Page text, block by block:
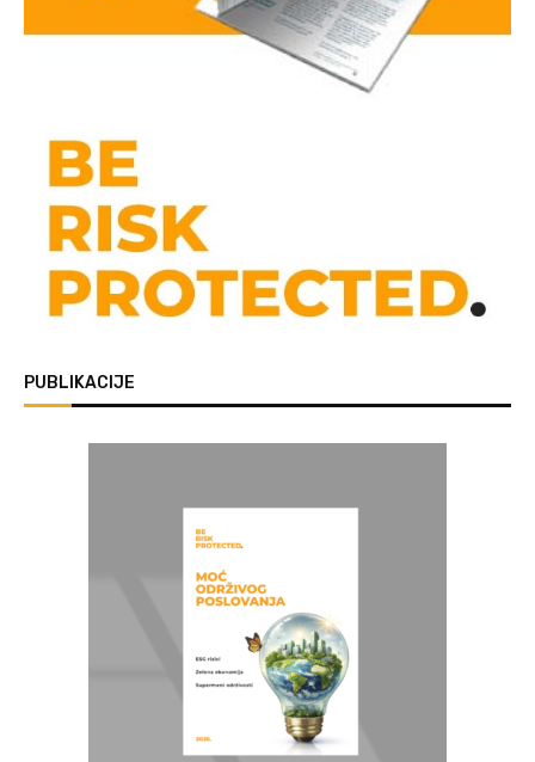
PUBLIKACIJE